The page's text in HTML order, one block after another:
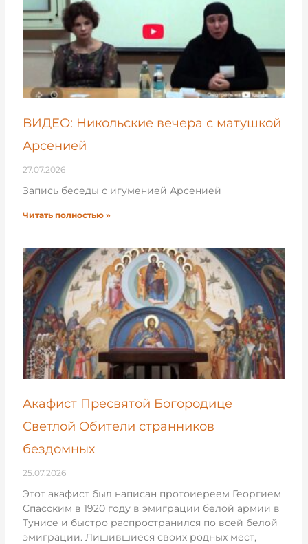
ВИДЕО: Никольские вечера с матушкой
Арсенией
27.07.2026
Запись беседы с игуменией Арсенией
Читать полностью »
Акафист Пресвятой Богородице
Светлой Обители странников
бездомных
25.07.2026
Этот акафист был написан протоиереем Георгием
Спасским в 1920 году в эмиграции белой армии в
Тунисе и быстро распространился по всей белой
эмиграции. Лишившиеся своих родных мест,